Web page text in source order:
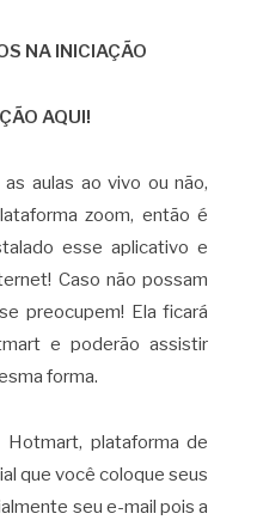
NA INICIAÇÃO
AQUI!
aulas ao vivo ou não,
zoom, então é
esse aplicativo e
Caso não possam
preocupem! Ela ficará
e poderão assistir
forma.
plataforma de
que você coloque seus
seu e-mail pois a